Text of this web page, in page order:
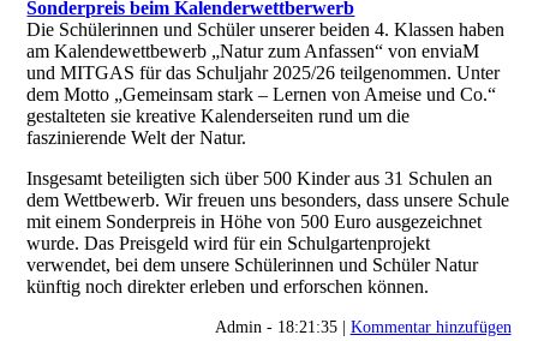
Sonderpreis beim Kalenderwettberwerb
Die Schülerinnen und Schüler unserer beiden 4. Klassen haben
am Kalendewettbewerb „Natur zum Anfassen“ von enviaM
und MITGAS für das Schuljahr 2025/26 teilgenommen. Unter
dem Motto „Gemeinsam stark – Lernen von Ameise und Co.“
gestalteten sie kreative Kalenderseiten rund um die
faszinierende Welt der Natur.
Insgesamt beteiligten sich über 500 Kinder aus 31 Schulen an
dem Wettbewerb. Wir freuen uns besonders, dass unsere Schule
mit einem Sonderpreis in Höhe von 500 Euro ausgezeichnet
wurde. Das Preisgeld wird für ein Schulgartenprojekt
verwendet, bei dem unsere Schülerinnen und Schüler Natur
künftig noch direkter erleben und erforschen können.
Admin - 18:21:35 | Kommentar hinzufügen